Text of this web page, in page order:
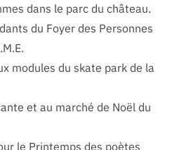
dans le parc du château.
du Foyer des Personnes
modules du skate park de la
et au marché de Noël du
le Printemps des poètes